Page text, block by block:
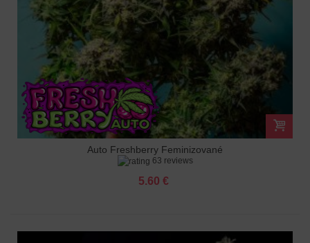
Auto Freshberry Feminizované
63 reviews
5.60 €